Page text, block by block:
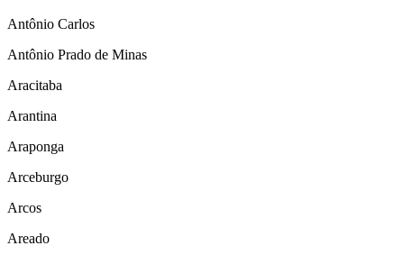
Antônio Carlos
Antônio Prado de Minas
Aracitaba
Arantina
Araponga
Arceburgo
Arcos
Areado